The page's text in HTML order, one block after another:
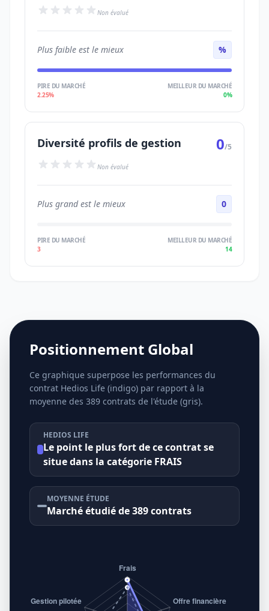
Non évalué
Plus faible est le mieux %
PIRE DU MARCHÉ
2.25%
MEILLEUR DU MARCHÉ
0%
Diversité profils de gestion 0/5
Non évalué
Plus grand est le mieux 0
PIRE DU MARCHÉ
3
MEILLEUR DU MARCHÉ
14
Positionnement Global
Ce graphique superpose les performances du
contrat Hedios Life (indigo) par rapport à la
moyenne des 389 contrats de l'étude (gris).
HEDIOS LIFE
Le point le plus fort de ce contrat se
situe dans la catégorie FRAIS
MOYENNE ÉTUDE
Marché étudié de 389 contrats